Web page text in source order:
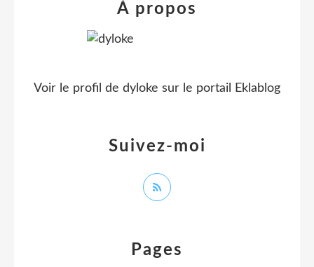
Pages
Suivez-moi
À propos
Voir le profil de dyloke sur le portail Eklablog